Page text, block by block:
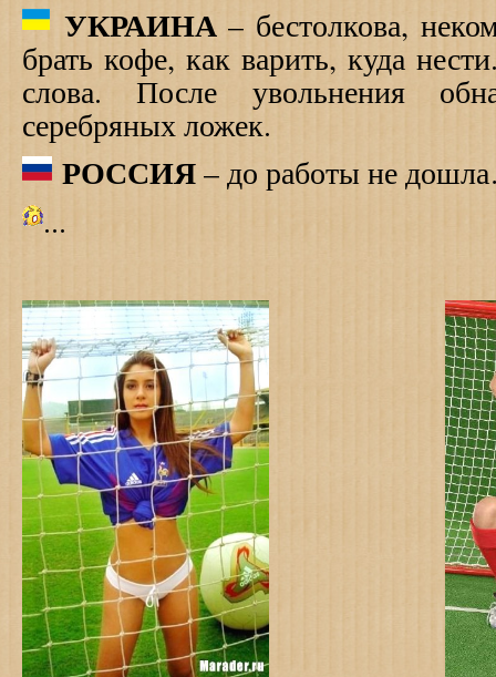
УКРАИНА– бестолкова,
брать кофе, как варить, куда
слова. После увольнения
серебряных ложек.
РОССИЯ– до работы не
...